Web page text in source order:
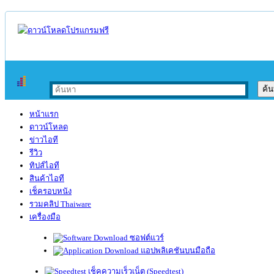
หน้าแรก
ดาวน์โหลด
ข่าวไอที
รีวิว
ทิปส์ไอที
สินค้าไอที
เช็ครอบหนัง
รวมคลิป Thaiware
เครื่องมือ
ซอฟต์แวร์
แอปพลิเคชันบนมือถือ
เช็คความเร็วเน็ต (Speedtest)